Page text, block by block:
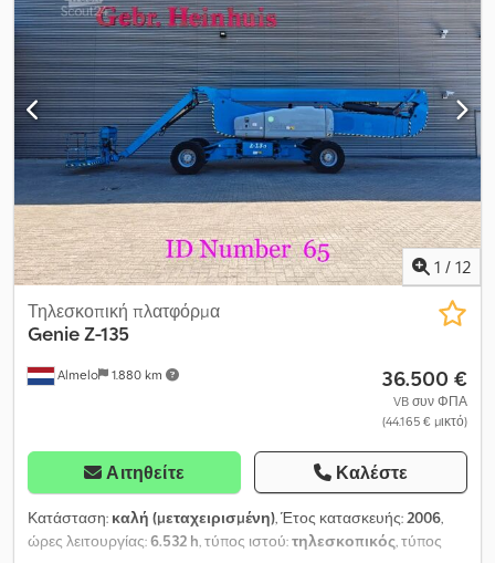
1 / 12
Almelo 1.880 km
Τηλεσκοπική πλατφόρμα
GenieZ-135
36.500 €
VB συν ΦΠΑ
(44.165 € μικτό)
Αιτηθείτε Καλέστε
Κατάσταση: καλή (μεταχειρισμένη), Έτος κατασκευής: 2006,
ώρες λειτουργίας:6.532 h , τύπος ιστού:τηλεσκοπικός , τύπος